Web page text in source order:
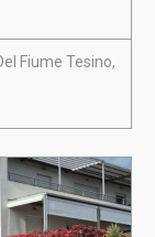
Fiume Tesino,